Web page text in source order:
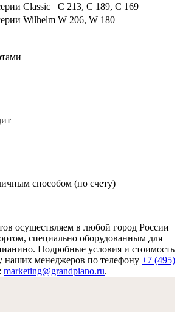
Classic
C 213, C 189, C 169
Wilhelm W 206, W 180
способом (по счету)
осуществляем в любой город России
специально оборудованным для
Подробные условия и стоимость
наших менеджеров по телефону +7 (495)
marketing@grandpiano.ru.